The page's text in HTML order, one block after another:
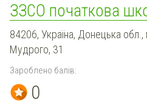
ЗЗСО початкова
84206, Україна, Донецька обл.,
Мудрого, 31
Зароблено балів:
0